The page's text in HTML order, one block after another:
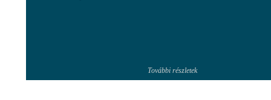
További részletek